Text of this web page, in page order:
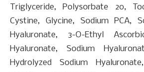
Triglyceride, Polysorbate 20,
Cystine, Glycine, Sodium PCA,
Hyaluronate, 3-O-Ethyl
Hyaluronate, Sodium
Hydrolyzed Sodium